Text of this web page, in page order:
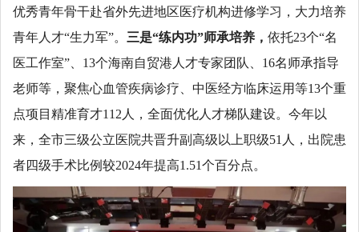
优秀青年骨干赴省外先进地区医疗机构进修学习，大力培养
青年人才“生力军”。 三是“练内功”师承培养， 依托23个“名
医工作室”、13个海南自贸港人才专家团队、16名师承指导
老师等，聚焦心血管疾病诊疗、中医经方临床运用等13个重
点项目精准育才112人，全面优化人才梯队建设。今年以
来，全市三级公立医院共晋升副高级以上职级51人，出院患
者四级手术比例较2024年提高1.51个百分点。